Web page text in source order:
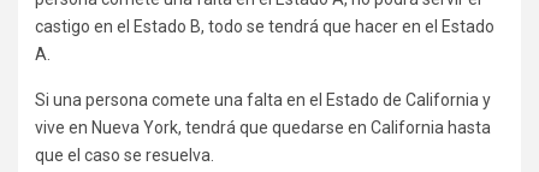
castigo en el Estado B, todo se tendrá que hacer en el Estado
A.
Si una persona comete una falta en el Estado de California y
vive en Nueva York, tendrá que quedarse en California hasta
que el caso se resuelva.